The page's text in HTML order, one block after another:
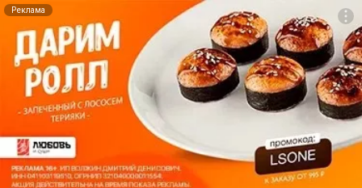
Реклама